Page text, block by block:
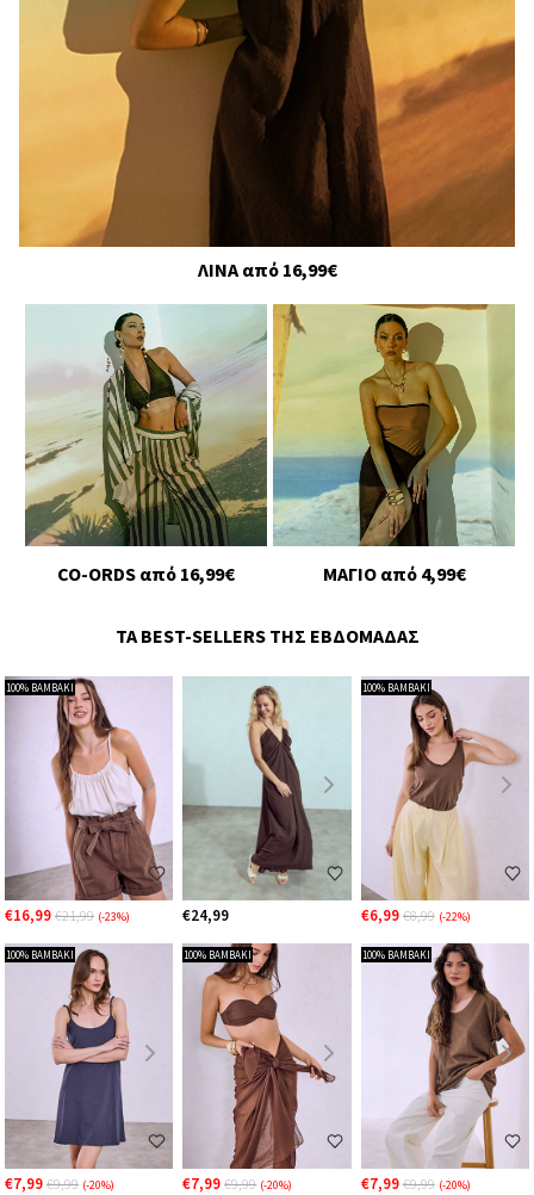
ΛΙΝΑ από 16,99€
CO-ORDS από 16,99€ ΜΑΓΙΟ από 4,99€
ΤΑ BEST-SELLERS ΤΗΣ ΕΒΔΟΜΑΔΑΣ
100% ΒΑΜΒΑΚΙ
€16,99 €21,99 (-23%) €24,99
100% ΒΑΜΒΑΚΙ
€6,99 €8,99 (-22%)
100% ΒΑΜΒΑΚΙ
€7,99 €9,99 (-20%)
100% ΒΑΜΒΑΚΙ
€7,99 €9,99 (-20%)
100% ΒΑΜΒΑΚΙ
€7,99 €9,99 (-20%)